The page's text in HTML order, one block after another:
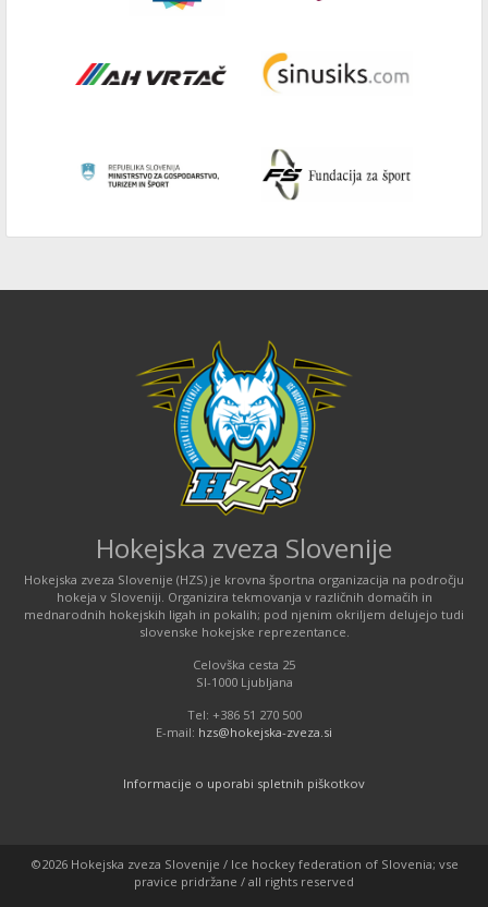
Hokejska zveza Slovenije
Hokejska zveza Slovenije (HZS) je krovna športna organizacija na področju
hokeja v Sloveniji. Organizira tekmovanja v različnih domačih in
mednarodnih hokejskih ligah in pokalih; pod njenim okriljem delujejo tudi
slovenske hokejske reprezentance.
Celovška cesta 25
SI-1000 Ljubljana
Tel: +386 51 270 500
E-mail: hzs@hokejska-zveza.si
Informacije o uporabi spletnih piškotkov
©2026 Hokejska zveza Slovenije / Ice hockey federation of Slovenia; vse
pravice pridržane / all rights reserved